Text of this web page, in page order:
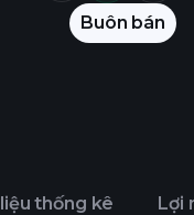
Buôn bán
thống kê Lợi